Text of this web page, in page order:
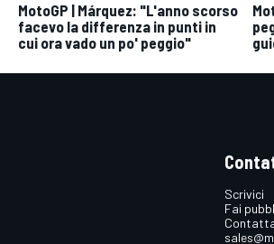
MotoGP | Márquez: "L'anno scorso
facevo la differenza in punti in
cui ora vado un po' peggio"
Scrivici
Fai